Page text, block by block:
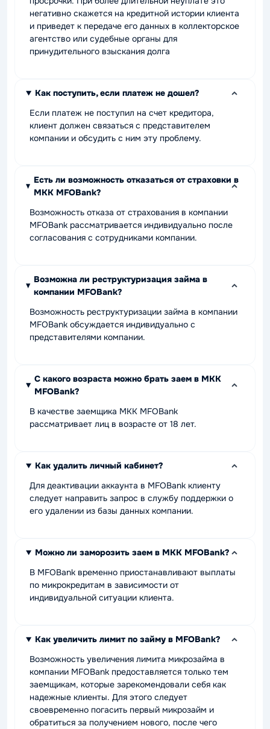
негативно скажется на кредитной истории клиента
и приведет к передаче его данных в коллекторское
агентство или судебные органы для
принудительного взыскания долга
Как поступить, если платеж не дошел?
Если платеж не поступил на счет кредитора,
клиент должен связаться с представителем
компании и обсудить с ним эту проблему.
Есть ли возможность отказаться от страховки в
МКК MFOBank?
Возможность отказа от страхования в компании
MFOBank рассматривается индивидуально после
согласования с сотрудниками компании.
Возможна ли реструктуризация займа в
компании MFOBank?
Возможность реструктуризации займа в компании
MFOBank обсуждается индивидуально с
представителями компании.
С какого возраста можно брать заем в МКК
MFOBank?
В качестве заемщика МКК MFOBank
рассматривает лиц в возрасте от 18 лет.
Как удалить личный кабинет?
Для деактивации аккаунта в MFOBank клиенту
следует направить запрос в службу поддержки о
его удалении из базы данных компании.
Можно ли заморозить заем в МКК MFOBank?
В MFOBank временно приостанавливают выплаты
по микрокредитам в зависимости от
индивидуальной ситуации клиента.
Как увеличить лимит по займу в MFOBank?
Возможность увеличения лимита микрозайма в
компании MFOBank предоставляется только тем
заемщикам, которые зарекомендовали себя как
надежные клиенты. Для этого следует
своевременно погасить первый микрозайм и
обратиться за получением нового, после чего